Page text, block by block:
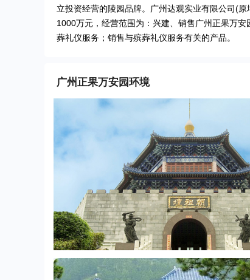
立投资经营的陵园品牌。广州达观实业有限公司(
1000万元，经营范围为：兴建、销售广州正果万
葬礼仪服务；销售与殡葬礼仪服务有关的产品。
广州正果万安园环境